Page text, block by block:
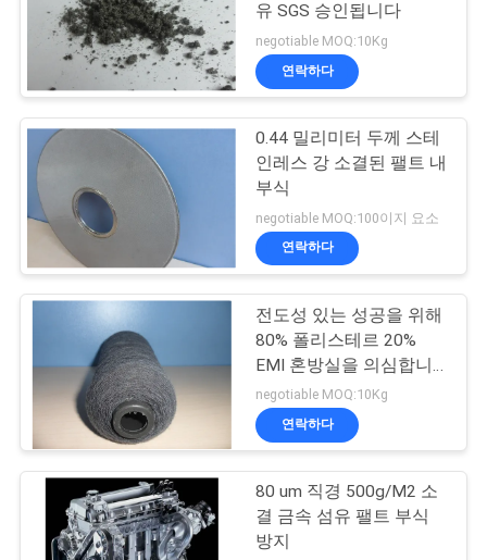
주
인
문
을
요
짧은 섬유
소결된 금속 섬유 펠
트
54
티타늄 섬유는 느꼈
습니다
유 SGS 승인됩니다
negotiable MOQ:10Kg
연락하다
0.44 밀리미터 두께 스테
인레스 강 소결된 팰트 내
부식
negotiable MOQ:100이지 요소
연락하다
전도성 있는 성공을 위해
80% 폴리스테르 20%
EMI 혼방실을 의심합니
다
negotiable MOQ:10Kg
연락하다
80 um 직경 500g/M2 소
결 금속 섬유 팰트 부식
방지